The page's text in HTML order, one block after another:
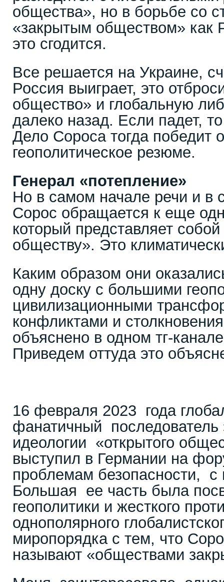
общества», но в борьбе со
«закрытым обществом» как
это сгодится.
Все решается на Украине,
Россия выиграет, это
общество» и глобальную
далеко назад. Если падет,
Дело Сороса тогда победит
геополитическое резюме.
Генерал «потепление»
Но в самом начале речи и в
Сорос обращается к еще
который представляет
обществу». Это
Каким образом они
одну доску с большими
цивилизационными
конфликтами и
объяснено в одном тг-
Приведем оттуда это
16 февраля 2023 года
фанатичный последователь
идеологии «открытого
выступил в Германии на
проблемам безопасности,
Большая ее часть была
геополитики и жесткого
однополярного
миропорядка с тем, что
называют «обществами